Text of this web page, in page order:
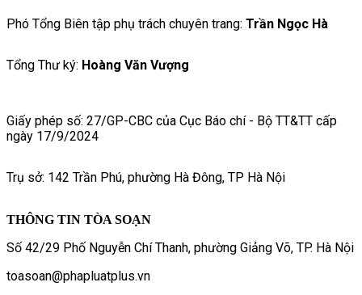
Phó Tổng Biên tập phụ trách chuyên trang: Trần Ngọc Hà
Tổng Thư ký: Hoàng Văn Vượng
Giấy phép số: 27/GP-CBC của Cục Báo chí - Bộ TT&TT cấp
ngày 17/9/2024
Trụ sở: 142 Trần Phú, phường Hà Đông, TP Hà Nội
THÔNG TIN TÒA SOẠN
Số 42/29 Phố Nguyễn Chí Thanh, phường Giảng Võ, TP. Hà Nội
toasoan@phapluatplus.vn